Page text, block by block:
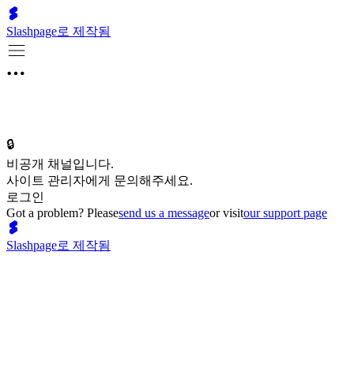
Slashpage로 제작됨
🔒
비공개 채널입니다.
사이트 관리자에게 문의해주세요.
로그인
Got a problem? Pleasesend us a messageor visitour support page
Slashpage로 제작됨